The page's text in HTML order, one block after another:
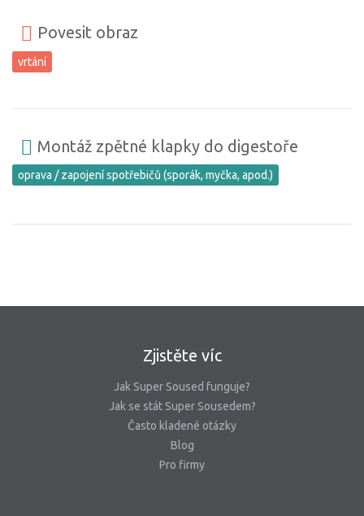
Povesit obraz
vrtání
Montáž zpětné klapky do digestoře
oprava / zapojení spotřebičů (sporák, myčka, apod.)
Zjistěte víc
Jak Super Soused funguje?
Jak se stát Super Sousedem?
Často kladené otázky
Blog
Pro firmy